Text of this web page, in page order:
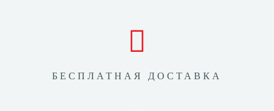
БЕСПЛАТНАЯ ДОСТАВКА